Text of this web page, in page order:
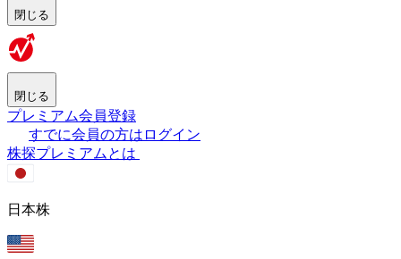
閉じる
閉じる
プレミアム会員登録
すでに会員の方はログイン
株探プレミアムとは
日本株